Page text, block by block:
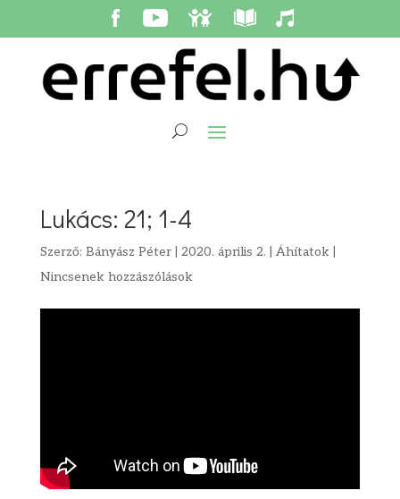
Lukács: 21; 1-4
Szerző: Bányász Péter| 2020. április 2. Áhítatok
Nincsenek hozzászólások